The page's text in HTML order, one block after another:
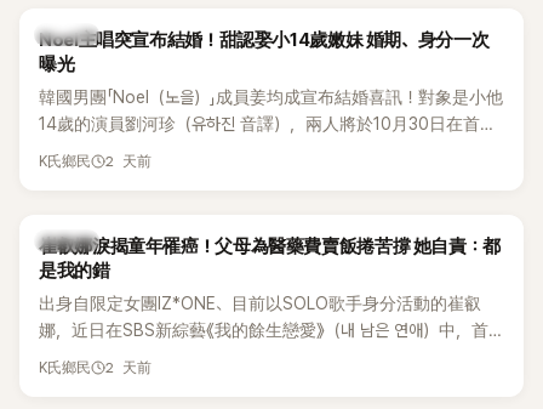
K-POP
Noel主唱突宣布結婚！甜認娶小14歲嫩妹 婚期、身分一次
曝光
韓國男團「Noel（노을）」成員姜均成宣布結婚喜訊！對象是小他
14歲的演員劉河珍（유하진 音譯），兩人將於10月30日在首爾
低調舉辦婚禮，消息一出立刻引發關注。
K氏鄉民 2 天前
K-POP
崔叡娜淚揭童年罹癌！父母為醫藥費賣飯捲苦撐 她自責：都
是我的錯
出身自限定女團IZ*ONE、目前以SOLO歌手身分活動的崔叡
娜，近日在SBS新綜藝《我的餘生戀愛》（내 남은 연애）中，首
度談起自己幼年罹患小兒癌的經歷，回憶起父母為了籌措醫療
K氏鄉民 2 天前